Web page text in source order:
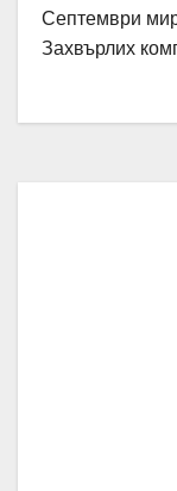
Септември
Захвърлих